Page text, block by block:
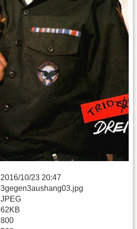
2016/10/23 20:47
3gegen3aushang03.jpg
JPEG
62KB
800